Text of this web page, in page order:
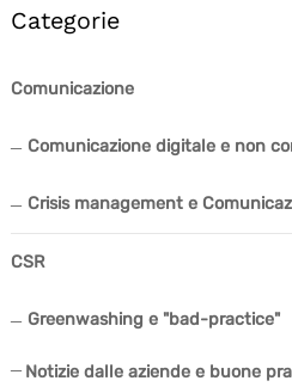
Categorie
Comunicazione
Comunicazione digitale e non
Crisis management e
CSR
Greenwashing e "bad-practice"
Notizie dalle aziende e buone